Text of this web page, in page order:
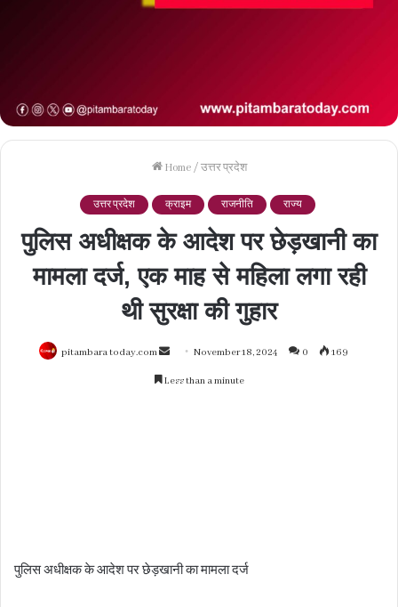
Home / उत्तर प्रदेश
उत्तर प्रदेश क्राइम राजनीति राज्य
पुलिस अधीक्षक के आदेश पर छेड़खानी का
मामला दर्ज, एक माह से महिला लगा रही
थी सुरक्षा की गुहार
pitambara today.com
Send November 18, 2024 0 169
Less than a minute
पुलिस अधीक्षक के आदेश पर छेड़खानी का मामला दर्ज